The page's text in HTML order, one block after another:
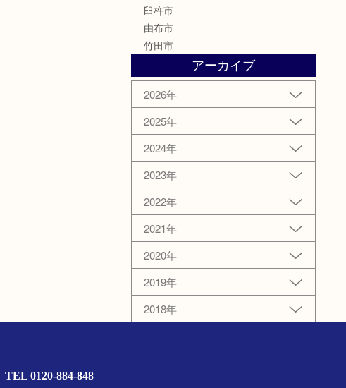
臼杵市
由布市
竹田市
アーカイブ
2026年
2025年
2024年
2023年
2022年
2021年
2020年
2019年
2018年
TEL 0120-884-848